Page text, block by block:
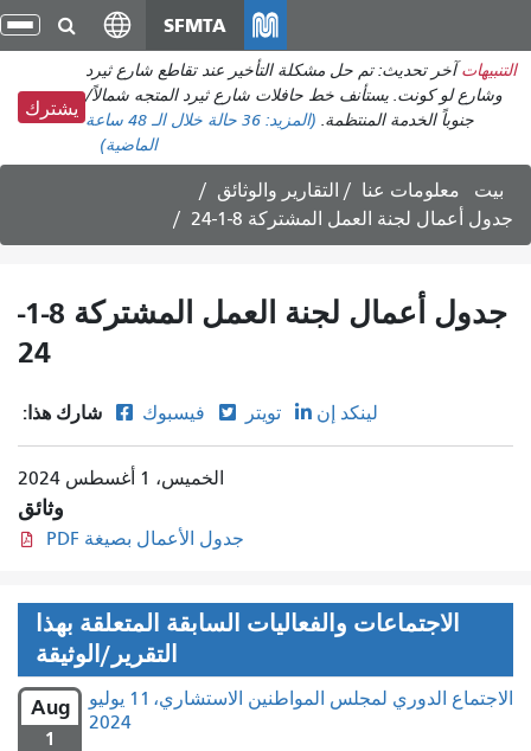
انتقل
إلى
المحتوى
الرئيسي
SFMTA
التنبيهات آخر تحديث: تم حل مشكلة التأخير عند تقاطع شارع ثيرد
وشارع لو كونت. يستأنف خط حافلات شارع ثيرد المتجه شمالاً/
جنوباً الخدمة المنتظمة. (المزيد: 36 حالة
خلال الـ 48 ساعة
الماضية)
يشترك
بيت معلومات عنا
التقارير والوثائق
جدول أعمال لجنة العمل المشتركة 8-1-24
جدول أعمال لجنة العمل المشتركة 8-1-
24
شارك هذا: فيسبوك تويتر لينكد إن
الخميس، 1 أغسطس 2024
وثائق
جدول الأعمال بصيغة PDF
الاجتماعات والفعاليات السابقة المتعلقة بهذا
التقرير/الوثيقة
Aug
1
الاجتماع الدوري لمجلس المواطنين الاستشاري، 11 يوليو
2024